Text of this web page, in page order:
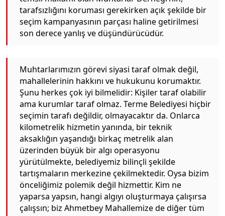
tarafsızlığını koruması gerekirken açık şekilde bir
seçim kampanyasının parçası haline getirilmesi
son derece yanlış ve düşündürücüdür.
Muhtarlarımızın görevi siyasi taraf olmak değil,
mahallelerinin hakkını ve hukukunu korumaktır.
Şunu herkes çok iyi bilmelidir: Kişiler taraf olabilir
ama kurumlar taraf olmaz. Terme Belediyesi hiçbir
seçimin tarafı değildir, olmayacaktır da. Onlarca
kilometrelik hizmetin yanında, bir teknik
aksaklığın yaşandığı birkaç metrelik alan
üzerinden büyük bir algı operasyonu
yürütülmekte, belediyemiz bilinçli şekilde
tartışmaların merkezine çekilmektedir. Oysa bizim
önceliğimiz polemik değil hizmettir. Kim ne
yaparsa yapsın, hangi algıyı oluşturmaya çalışırsa
çalışsın; biz Ahmetbey Mahallemize de diğer tüm